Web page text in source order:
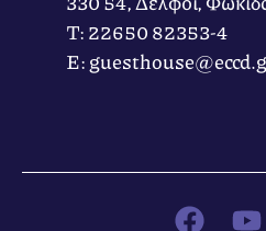
Τ: 22650 82353-4
Ε: